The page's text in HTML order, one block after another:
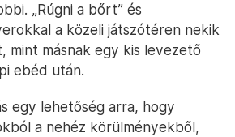
„Rúgni a bőrt” és
a közeli játszótéren nekik
mint másnak egy kis levezető
ebéd után.
egy lehetőség arra, hogy
a nehéz körülményekből,